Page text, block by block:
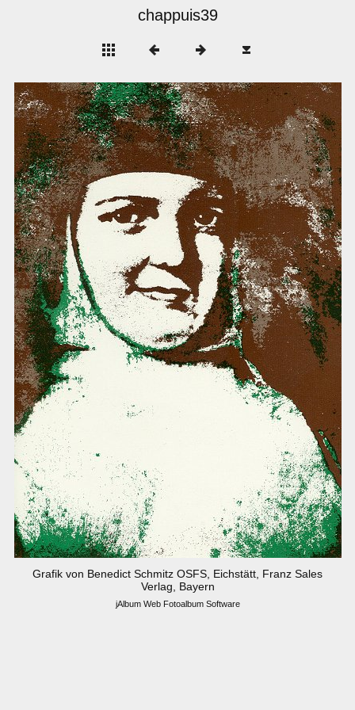
chappuis39
Grafik von Benedict Schmitz OSFS, Eichstätt, Franz Sales
Verlag, Bayern
jAlbum Web Fotoalbum Software